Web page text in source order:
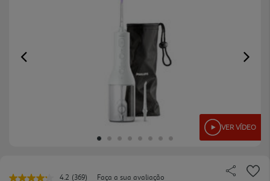
Previous
VER VÍDEO
4.2 (369)
Faça a sua avaliação